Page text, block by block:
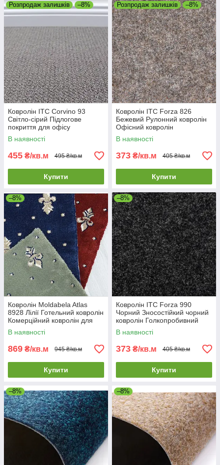
Розпродаж залишків –8%
Ковролін ITC Corvino 93
Світло-сірий Підлогове
покриття для офісу
Однотонний ковролін
В наявності
455 ₴/кв.м 495 ₴/кв.м
Купити
Розпродаж залишків –8%
Ковролін ITC Forza 826
Бежевий Рулонний ковролін
Офісний ковролін
В наявності
373 ₴/кв.м 405 ₴/кв.м
Купити
–8%
Ковролін Moldabela Atlas
8928 Лілії Готельний ковролін
Комерційний ковролін для
ресторану
В наявності
869 ₴/кв.м 945 ₴/кв.м
Купити
–8%
Ковролін ITC Forza 990
Чорний Зносостійкий чорний
ковролін Голкопробивний
ковролін
В наявності
373 ₴/кв.м 405 ₴/кв.м
Купити
–8% –8%